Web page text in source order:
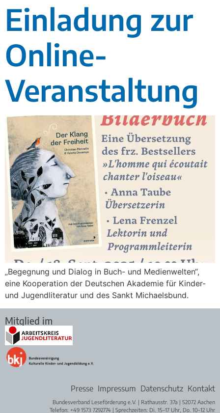
Einladung zur
Online-
Veranstaltung
„Begegnung und Dialog in Buch- und Medienwelten“,
eine Kooperation der Deutschen Akademie für Kinder-
und Jugendliteratur und des Sankt Michaelsbund.
Mitglied im
Presse Impressum Datenschutz Kontakt
Bundesverband Leseförderung e.V. | Rathausstr. 37a | 52072 Aachen
Telefon: +49 1573 7292774 | Sprechzeiten: Di. 15–17 Uhr, Do. 10–12 Uhr